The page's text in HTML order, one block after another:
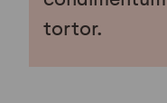
tortor.